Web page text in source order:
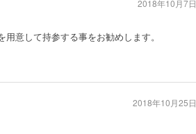
意して持参する事をお勧めします。
2018年10月7日
2018年10月25日